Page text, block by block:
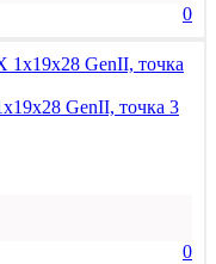
0
GenII, точка 3
0